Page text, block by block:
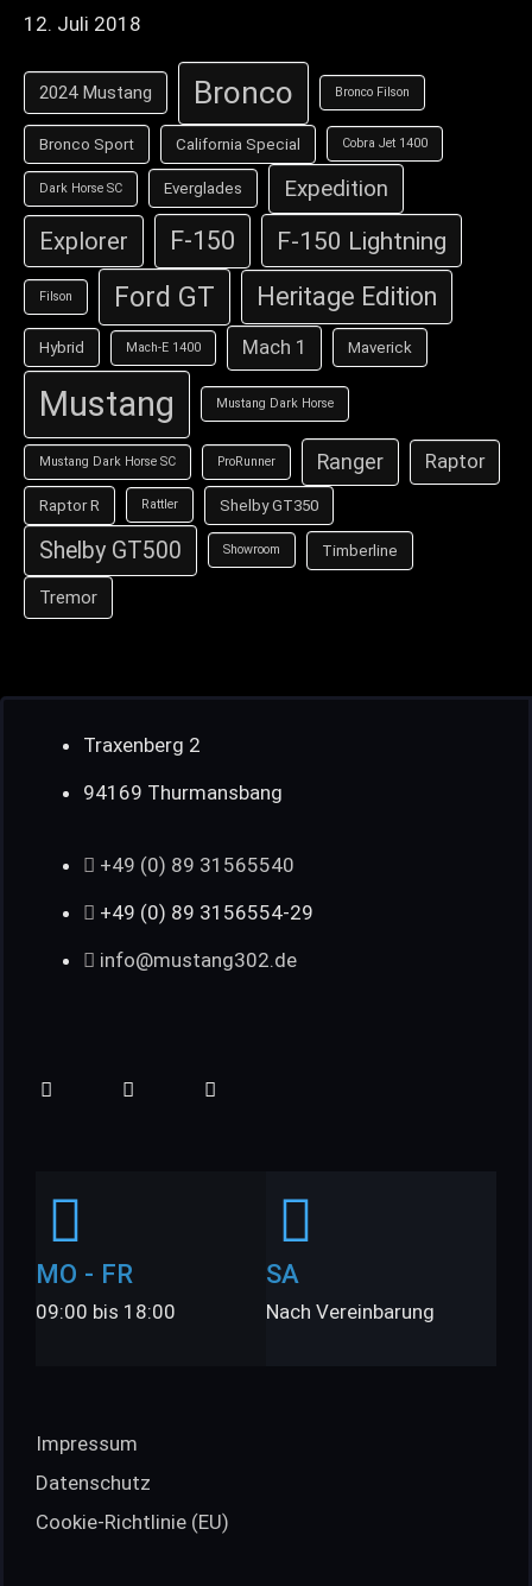
12. Juli 2018
2024 Mustang Bronco Bronco Filson
Bronco Sport California Special Cobra Jet 1400
Dark Horse SC Everglades Expedition
Explorer F-150 F-150 Lightning
Filson Ford GT Heritage Edition
Hybrid Mach-E 1400 Mach 1 Maverick
Mustang Mustang Dark Horse
Mustang Dark Horse SC ProRunner Ranger Raptor
Raptor R Rattler Shelby GT350
Shelby GT500 Showroom Timberline
Tremor
Traxenberg 2
94169 Thurmansbang
+49 (0) 89 31565540
+49 (0) 89 3156554-29
info@mustang302.de
MO - FR
09:00 bis 18:00
SA
Nach Vereinbarung
Impressum
Datenschutz
Cookie-Richtlinie (EU)